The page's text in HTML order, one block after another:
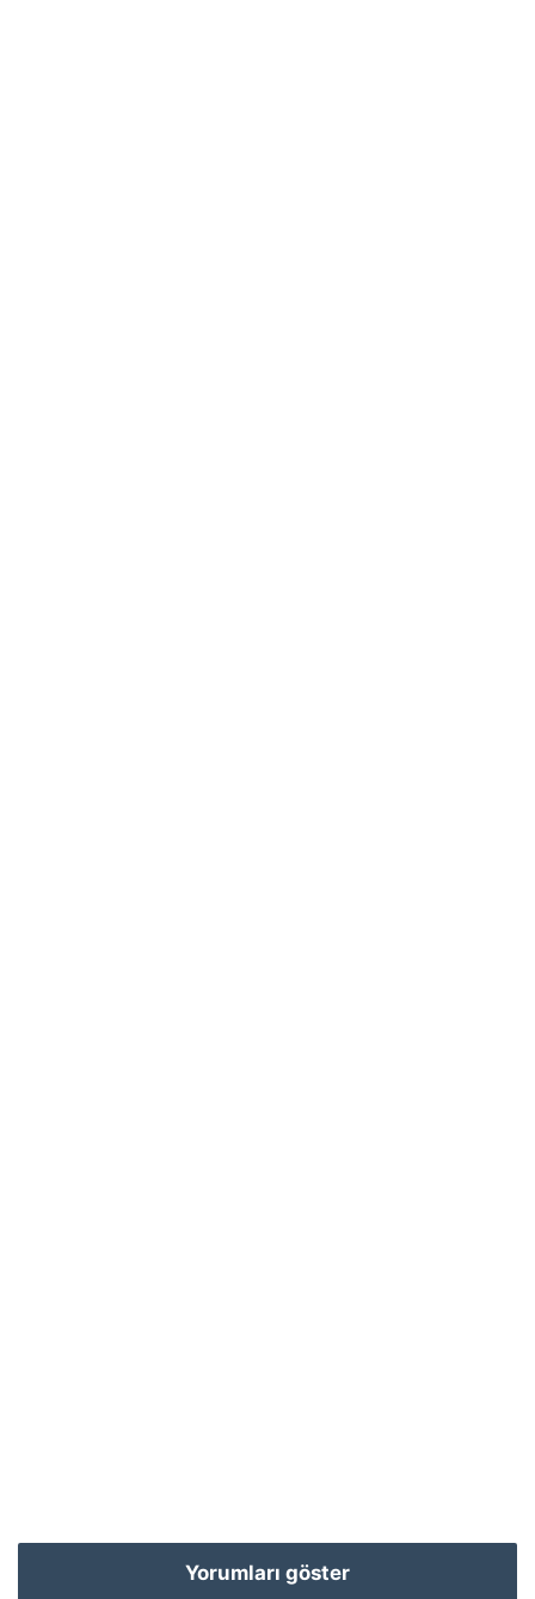
Yorumları göster